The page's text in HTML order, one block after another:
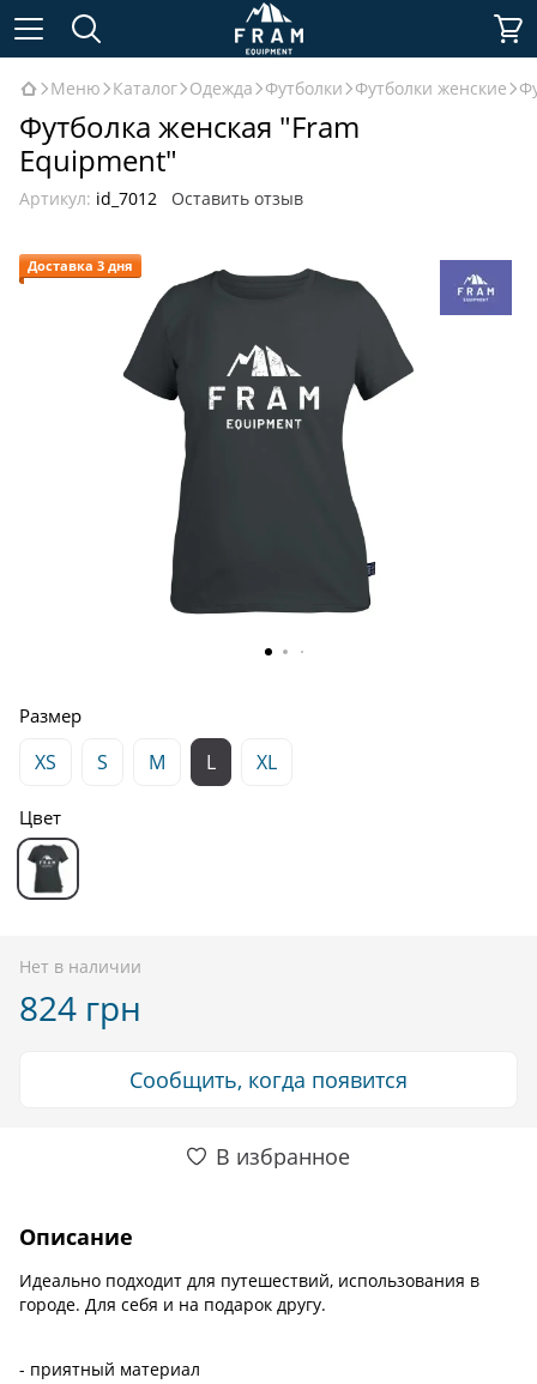
Меню Каталог Одежда Футболки Футболки женские
Футболка женская "Fram
Equipment"
Артикул: id_7012 Оставить отзыв
Доставка 3 дня
Размер
XS S M L XL
Цвет
Нет в наличии
824 грн
Сообщить, когда появится
В избранное
Описание
Идеально подходит для путешествий, использования в
городе. Для себя и на подарок другу.
- приятный материал